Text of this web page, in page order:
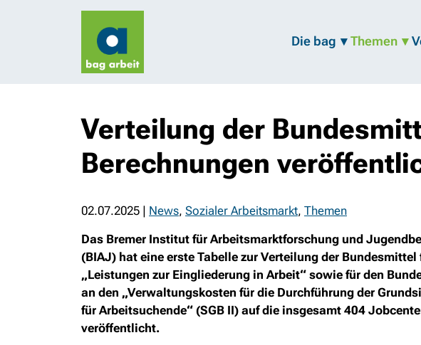
Die bag Themen
Verteilung der
Berechnungen
02.07.2025 | News, Sozialer Arbeitsmarkt, Themen
Das Bremer Institut für Arbeitsmarktforschung und
(BIAJ) hat eine erste Tabelle zur Verteilung der Bundesmittel
„Leistungen zur Eingliederung in Arbeit“ sowie für den
an den „Verwaltungskosten für die Durchführung der
für Arbeitsuchende“ (SGB II) auf die insgesamt 404
veröffentlicht.